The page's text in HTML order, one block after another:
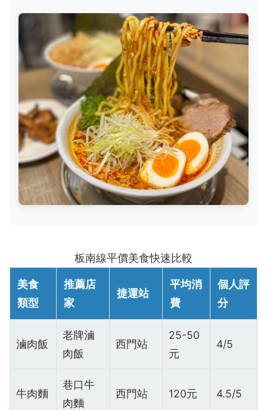
板南線平價美食快速比較
美食
類型
推薦店
家
捷運站
平均消
費
個人評
分
滷肉飯
老牌滷
肉飯
西門站
25-50
元
4/5
牛肉麵
巷口牛
肉麵
西門站 120元 4.5/5